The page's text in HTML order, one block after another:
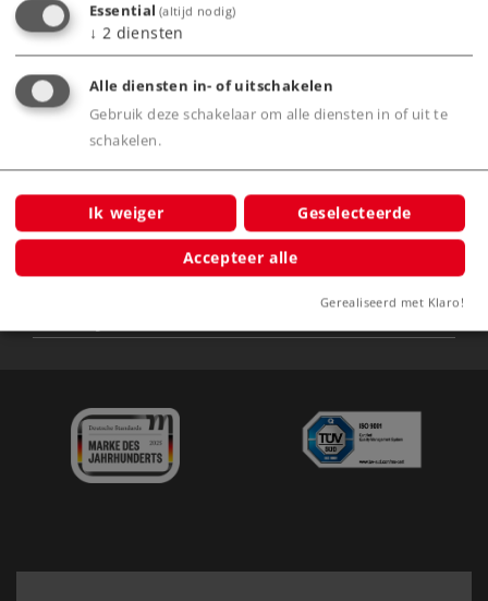
Producten
Service
Nieuws
Belevenis
Clubs
Essential (altijd nodig)
↓ 2 diensten
Alle diensten in- of uitschakelen
Gebruik deze schakelaar om alle diensten in of uit te
schakelen.
Ik weiger Geselecteerde
Accepteer alle
Gerealiseerd met Klaro!